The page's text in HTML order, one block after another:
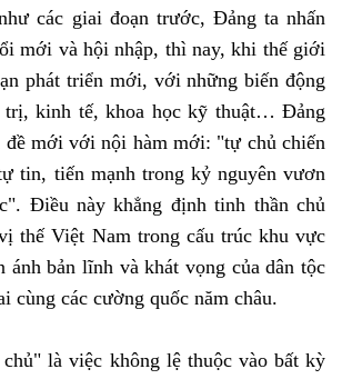
các giai đoạn trước, Đảng ta nhấn
mới và hội nhập, thì nay, khi thế giới
phát triển mới, với những biến động
trị, kinh tế, khoa học kỹ thuật… Đảng
đề mới với nội hàm mới: "tự chủ chiến
tin, tiến mạnh trong kỷ nguyên vươn
Điều này khẳng định tinh thần chủ
thế Việt Nam trong cấu trúc khu vực
ánh bản lĩnh và khát vọng của dân tộc
cùng các cường quốc năm châu.
là việc không lệ thuộc vào bất kỳ